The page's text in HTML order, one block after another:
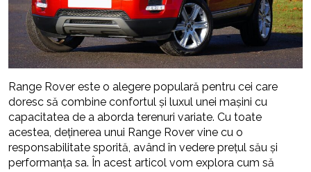
Range Rover este o alegere populară pentru cei care
doresc să combine confortul și luxul unei mașini cu
capacitatea de a aborda terenuri variate. Cu toate
acestea, deținerea unui Range Rover vine cu o
responsabilitate sporită, având în vedere prețul său și
performanța sa. În acest articol vom explora cum să